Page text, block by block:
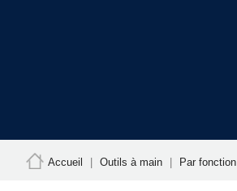
Accueil Outils à main Par fonction